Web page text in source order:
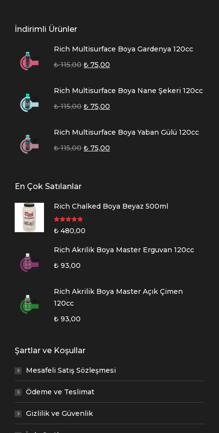
İndirimli Ürünler
Rich Multisurface Boya Gardenya 120cc
₺115,00 ₺ 75,00
Rich Multisurface Boya Nane Şekeri 120cc
₺115,00 ₺ 75,00
Rich Multisurface Boya Yaban Gülü 120cc
₺115,00 ₺ 75,00
En Çok Satılanlar
Rich Chalked Boya Beyaz 500ml
5 üzerinden
5.00oy aldı
₺ 480,00
Rich Akrilik Boya Master Erguvan 120cc
₺ 93,00
Rich Akrilik Boya Master Açık Çimen
120cc
₺ 93,00
Şartlar ve Koşullar
Mesafeli Satış Sözleşmesi
Ödeme ve Teslimat
Gizlilik ve Güvenlik